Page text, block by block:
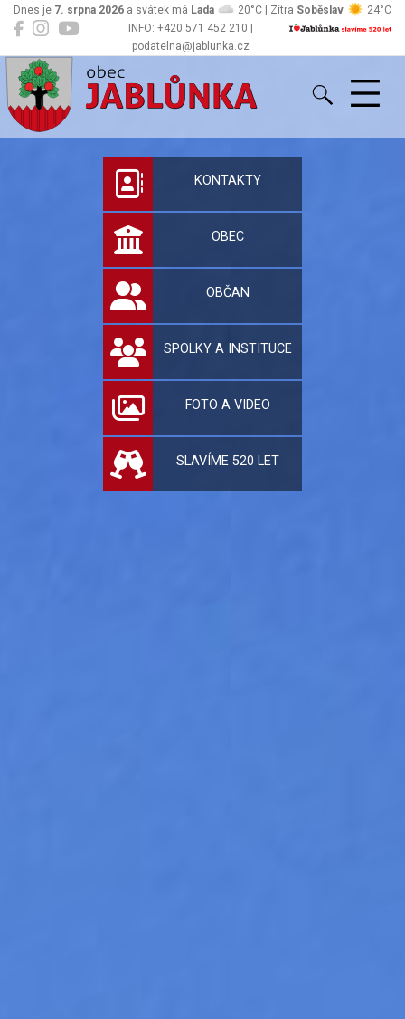
INFO: +420 571 452 210 |
podatelna@jablunka.cz
Dnes je 7. srpna 2026 a svátek má Lada 20°C | Zítra Soběslav 24°C
Jablůnka
Oficiální stránky
KONTAKTY
OBEC
OBČAN
SPOLKY A INSTITUCE
FOTO A VIDEO
SLAVÍME 520 LET